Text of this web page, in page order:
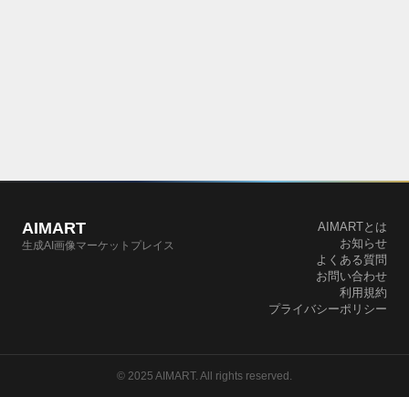
AIMART
生成AI画像マーケットプレイス
AIMARTとは
お知らせ
よくある質問
お問い合わせ
利用規約
プライバシーポリシー
© 2025 AIMART. All rights reserved.